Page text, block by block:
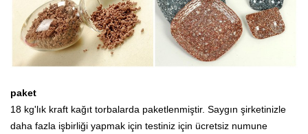
paket
18 kg'lık kraft kağıt torbalarda paketlenmiştir. Saygın şirketinizle
daha fazla işbirliği yapmak için testiniz için ücretsiz numune